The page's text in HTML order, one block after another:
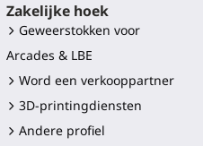
Zakelijke hoek
Geweerstokken voor
Arcades & LBE
Word een verkooppartner
3D-printingdiensten
Andere profiel